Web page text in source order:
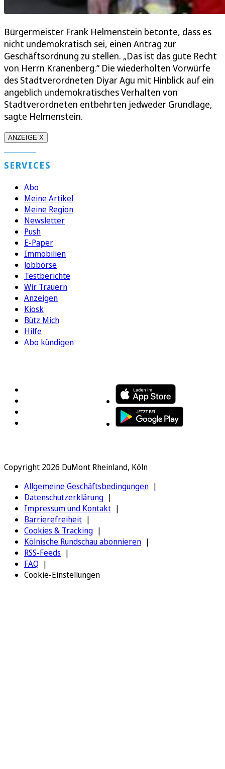
Bürgermeister Frank Helmenstein betonte, dass es
nicht undemokratisch sei, einen Antrag zur
Geschäftsordnung zu stellen. „Das ist das gute Recht
von Herrn Kranenberg.“ Die wiederholten Vorwürfe
des Stadtverordneten Diyar Agu mit Hinblick auf ein
angeblich undemokratisches Verhalten von
Stadtverordneten entbehrten jedweder Grundlage,
sagte Helmenstein.
ANZEIGE X
SERVICES
Abo
Meine Artikel
Meine Region
Newsletter
Push
E-Paper
Immobilien
Jobbörse
Testberichte
Wir Trauern
Anzeigen
Kiosk
Bütz Mich
Hilfe
Abo kündigen
Copyright 2026 DuMont Rheinland, Köln
Allgemeine Geschäftsbedingungen
Datenschutzerklärung
Impressum und Kontakt
Barrierefreiheit
Cookies & Tracking
Kölnische Rundschau abonnieren
RSS-Feeds
FAQ
Cookie-Einstellungen